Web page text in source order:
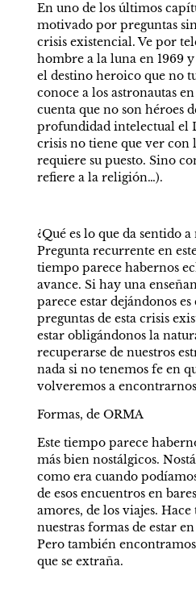
En uno de los últimos
motivado por preguntas
crisis existencial. Ve por
hombre a la luna en 1969
el destino heroico que no
conoce a los astronautas
cuenta que no son héroes
profundidad intelectual el
crisis no tiene que ver con
requiere su puesto. Sino
refiere a la religión…).
¿Qué es lo que da sentido
Pregunta recurrente en
tiempo parece habernos
avance. Si hay una
parece estar dejándonos es
preguntas de esta crisis
estar obligándonos la
recuperarse de nuestros
nada si no tenemos fe en
volveremos a
Formas, de ORMA
Este tiempo parece
más bien nostálgicos.
como era cuando
de esos encuentros en
amores, de los viajes. Hace
nuestras formas de estar
Pero también
que se extraña.